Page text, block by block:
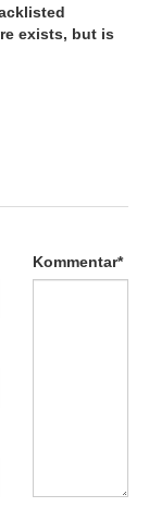
exists, but is
Pflichtfeld
Kommentar*